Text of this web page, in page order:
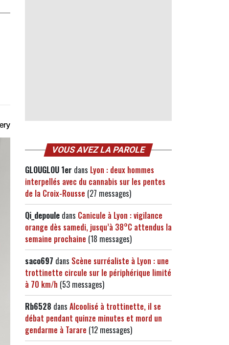
VOUS AVEZ LA PAROLE
GLOUGLOU 1er dans Lyon : deux hommes
interpellés avec du cannabis sur les pentes
de la Croix-Rousse (27 messages)
Qi_depoule dans Canicule à Lyon : vigilance
orange dès samedi, jusqu’à 38°C attendus la
semaine prochaine (18 messages)
saco697 dans Scène surréaliste à Lyon : une
trottinette circule sur le périphérique limité
à 70 km/h (53 messages)
Rb6528 dans Alcoolisé à trottinette, il se
débat pendant quinze minutes et mord un
gendarme à Tarare (12 messages)